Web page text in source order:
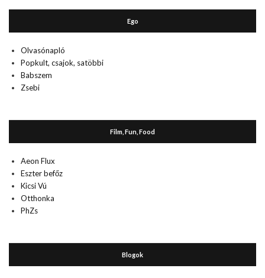
Ego
Olvasónapló
Popkult, csajok, satöbbi
Babszem
Zsebi
Film, Fun, Food
Aeon Flux
Eszter befőz
Kicsi Vú
Otthonka
PhZs
Blogok